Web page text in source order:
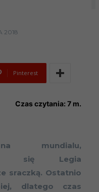
2018
Pinterest
Czas czytania: 7 m.
mundialu,
się Legia
sraczką. Ostatnio
dlatego czas